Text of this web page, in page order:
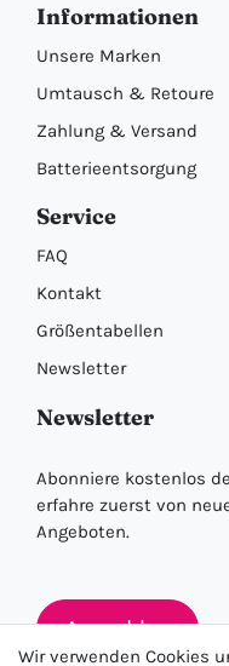
Informationen
Unsere Marken
Umtausch & Retoure
Zahlung & Versand
Batterieentsorgung
Service
FAQ
Kontakt
Größentabellen
Newsletter
Newsletter
Abonniere kostenlos
erfahre zuerst von
Angeboten.
Anmelden
Wir verwenden Cookies